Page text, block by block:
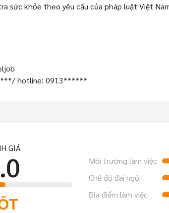
sức khỏe theo yêu cầu của pháp luật Việt
hotline: 0913******
GIÁ
Môi trường làm việc
Chế độ đãi ngộ
Địa điểm làm việc